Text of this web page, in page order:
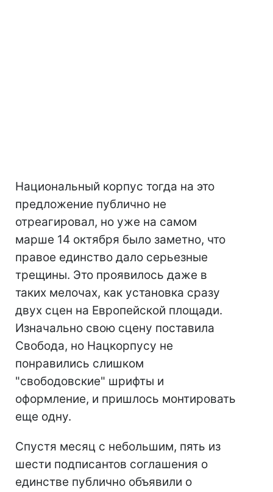
Национальный корпус тогда на это
предложение публично не
отреагировал, но уже на самом
марше 14 октября было заметно, что
правое единство дало серьезные
трещины. Это проявилось даже в
таких мелочах, как установка сразу
двух сцен на Европейской площади.
Изначально свою сцену поставила
Свобода, но Нацкорпусу не
понравились слишком
"свободовские" шрифты и
оформление, и пришлось монтировать
еще одну.
Спустя месяц с небольшим, пять из
шести подписантов соглашения о
единстве публично объявили о